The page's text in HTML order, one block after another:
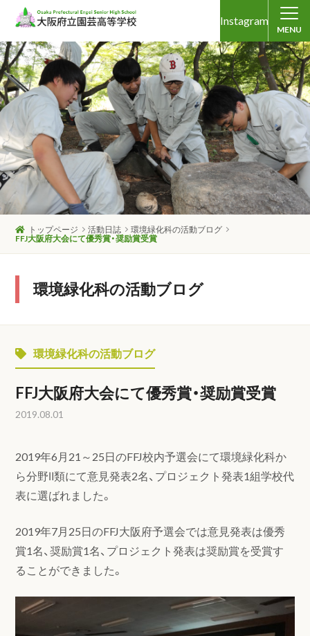
Instagram
MENU
トップページ 活動日誌
環境緑化科の活動ブログ
FFJ大阪府大会にて優秀賞・奨励賞受賞
環境緑化科の活動ブログ
環境緑化科の活動ブログ
FFJ大阪府大会にて優秀賞・奨励賞受賞
2019.08.01
2019年6月21～25日のFFJ校内予選会にて環境緑化科か
ら分野Ⅱ類にて意見発表2名、プロジェクト発表1組学校代
表に選ばれました。
2019年7月25日のFFJ大阪府予選会では意見発表は優秀
賞1名、奨励賞1名、プロジェクト発表は奨励賞を受賞す
ることができました。